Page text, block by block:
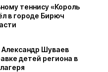
теннису «Король
в городе Бирюч
Шуваев
детей региона в